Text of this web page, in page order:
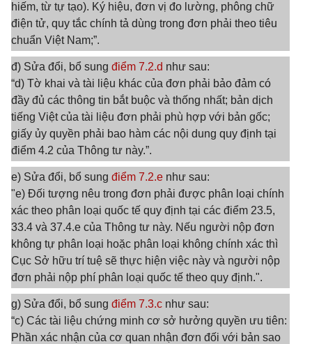
hiếm, từ tự tạo). Ký hiệu, đơn vị đo lường, phông chữ
điện tử, quy tắc chính tả dùng trong đơn phải theo tiêu
chuẩn Việt Nam;”.
đ) Sửa đổi, bổ sung điểm 7.2.d như sau:
“d) Tờ khai và tài liệu khác của đơn phải bảo đảm có
đầy đủ các thông tin bắt buộc và thống nhất; bản dịch
tiếng Việt của tài liệu đơn phải phù hợp với bản gốc;
giấy ủy quyền phải bao hàm các nội dung quy định tại
điểm 4.2 của Thông tư này.”.
e) Sửa đổi, bổ sung điểm 7.2.e như sau:
"e) Đối tượng nêu trong đơn phải được phân loại chính
xác theo phân loại quốc tế quy định tại các điểm 23.5,
33.4 và 37.4.e của Thông tư này. Nếu người nộp đơn
không tự phân loại hoặc phân loại không chính xác thì
Cục Sở hữu trí tuệ sẽ thực hiện việc này và người nộp
đơn phải nộp phí phân loại quốc tế theo quy định.".
g) Sửa đổi, bổ sung điểm 7.3.c như sau:
“c) Các tài liệu chứng minh cơ sở hưởng quyền ưu tiên:
Phần xác nhận của cơ quan nhận đơn đối với bản sao